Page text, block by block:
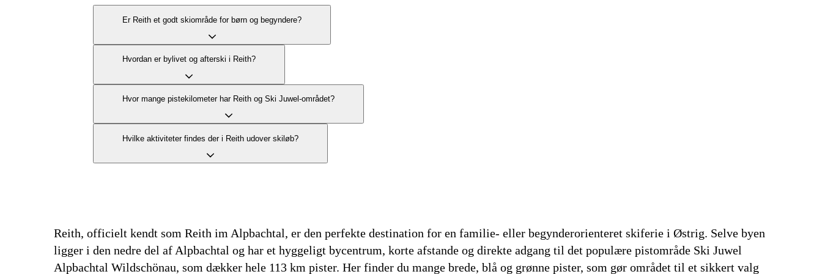
Er Reith et godt skiområde for børn og begyndere?
Hvordan er bylivet og afterski i Reith?
Hvor mange pistekilometer har Reith og Ski Juwel-området?
Hvilke aktiviteter findes der i Reith udover skiløb?
Reith, officielt kendt som Reith im Alpbachtal, er den perfekte destination for en familie- eller begynderorienteret skiferie i Østrig. Selve byen
ligger i den nedre del af Alpbachtal og har et hyggeligt bycentrum, korte afstande og direkte adgang til det populære pistområde Ski Juwel
Alpbachtal Wildschönau, som dækker hele 113 km pister. Her finder du mange brede, blå og grønne pister, som gør området til et sikkert valg